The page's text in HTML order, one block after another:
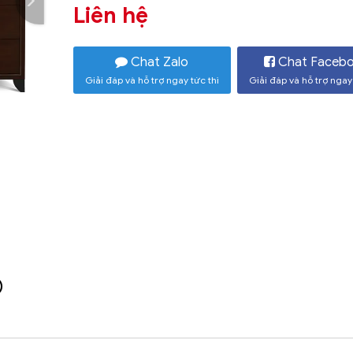
Liên hệ
Chat Zalo
Giải đáp và hỗ trợ ngay tức thì
Chat
Giải đáp và hỗ trợ